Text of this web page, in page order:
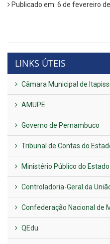
Publicado em: 6 de fevereiro
LINKS ÚTEIS
Câmara Municipal de
AMUPE
Governo de Pernambuco
Tribunal de Contas do
Ministério Público do
Controladoria-Geral da
Confederação Nacional de
QEdu